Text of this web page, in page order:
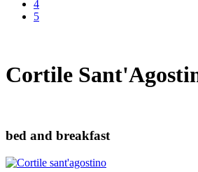
4
5
Cortile
bed and breakfast